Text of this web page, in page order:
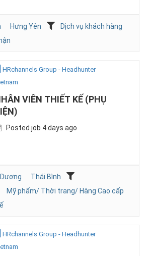
Hưng Yên
Dịch vụ khách hàng
HRchannels Group - Headhunter
VIÊN THIẾT KẾ (PHỤ
Posted job 4 days ago
Thái Bình
Mỹ phẩm/ Thời trang/ Hàng Cao cấp
HRchannels Group - Headhunter